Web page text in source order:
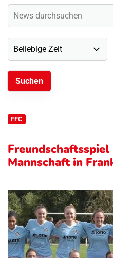
FFC
Freundschaftsspiel
Mannschaft in